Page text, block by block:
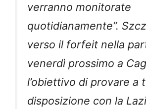
verranno monitorate
quotidianamente”.
verso il forfeit nella
venerdì prossimo a
l’obiettivo di provare a
disposizione con la